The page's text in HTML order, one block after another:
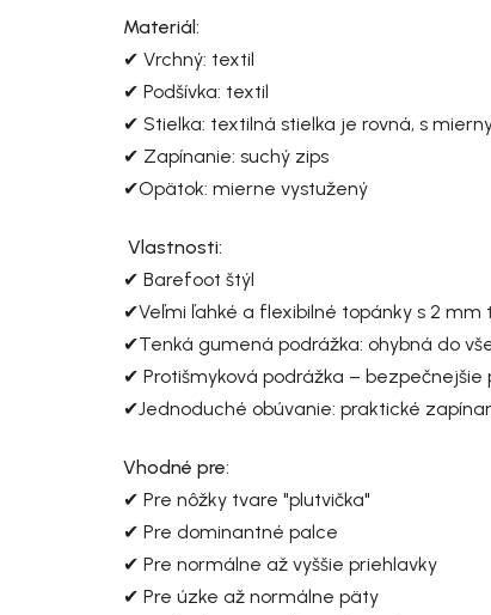
Materiál:
✔ Vrchný: textil
✔ Podšívka: textil
✔ Stielka: textilná stielka je rovná, s
✔ Zapínanie: suchý zips
✔Opätok: mierne vystužený
Vlastnosti:
✔ Barefoot štýl
✔Veľmi ľahké a flexibilné topánky s 2 mm
✔Tenká gumená podrážka: ohybná do
✔ Protišmyková podrážka –
✔Jednoduché obúvanie: praktické
Vhodné pre:
✔ Pre nôžky tvare "plutvička"
✔ Pre dominantné palce
✔ Pre normálne až vyššie priehlavky
✔ Pre úzke až normálne päty